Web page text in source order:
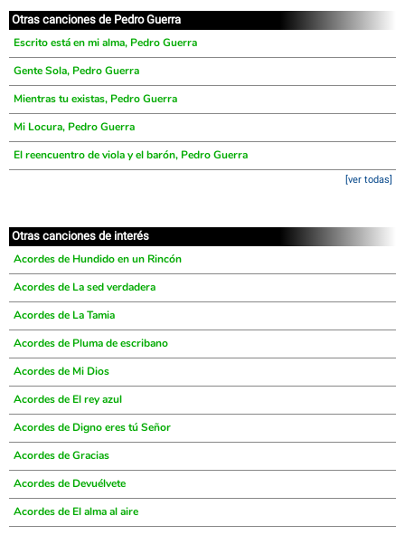
Otras canciones de Pedro Guerra
Escrito está en mi alma, Pedro Guerra
Gente Sola, Pedro Guerra
Mientras tu existas, Pedro Guerra
Mi Locura, Pedro Guerra
El reencuentro de viola y el barón, Pedro Guerra
[ver todas]
Otras canciones de interés
Acordes de Hundido en un Rincón
Acordes de La sed verdadera
Acordes de La Tamia
Acordes de Pluma de escribano
Acordes de Mi Dios
Acordes de El rey azul
Acordes de Digno eres tú Señor
Acordes de Gracias
Acordes de Devuélvete
Acordes de El alma al aire